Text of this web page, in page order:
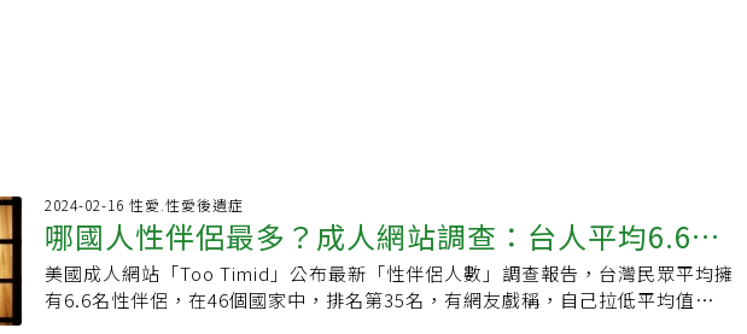
2024-02-16 性愛.性愛後遺症
哪國人性伴侶最多？成人網站調查：台人平均6.6位
性伴侶最多的是「這國」
美國成人網站「Too Timid」公布最新「性伴侶人數」調查報告，台灣民眾平均擁
有6.6名性伴侶，在46個國家中，排名第35名，有網友戲稱，自己拉低平均值，不